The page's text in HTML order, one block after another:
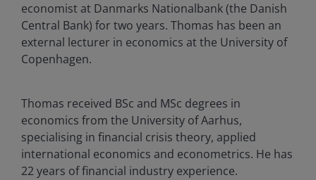
economist at Danmarks Nationalbank (the Danish
Central Bank) for two years. Thomas has been an
external lecturer in economics at the University of
Copenhagen.
Thomas received BSc and MSc degrees in
economics from the University of Aarhus,
specialising in financial crisis theory, applied
international economics and econometrics. He has
22years of financial industry experience.